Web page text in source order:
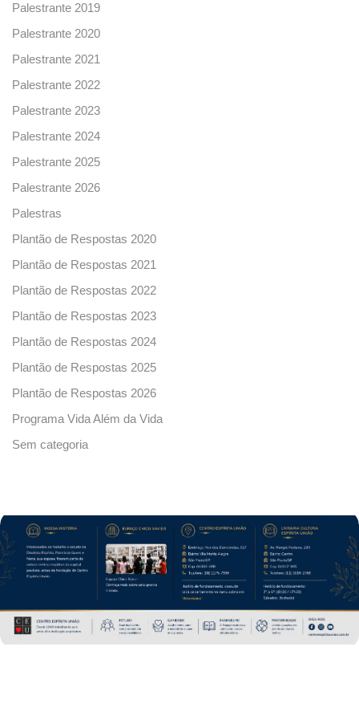
Palestrante 2019
Palestrante 2020
Palestrante 2021
Palestrante 2022
Palestrante 2023
Palestrante 2024
Palestrante 2025
Palestrante 2026
Palestras
Plantão de Respostas 2020
Plantão de Respostas 2021
Plantão de Respostas 2022
Plantão de Respostas 2023
Plantão de Respostas 2024
Plantão de Respostas 2025
Plantão de Respostas 2026
Programa Vida Além da Vida
Sem categoria